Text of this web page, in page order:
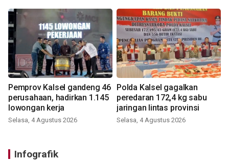
Pemprov Kalsel gandeng 46
perusahaan, hadirkan 1.145
lowongan kerja
Selasa, 4 Agustus 2026
Polda Kalsel gagalkan
peredaran 172,4 kg sabu
jaringan lintas provinsi
Selasa, 4 Agustus 2026
Infografik